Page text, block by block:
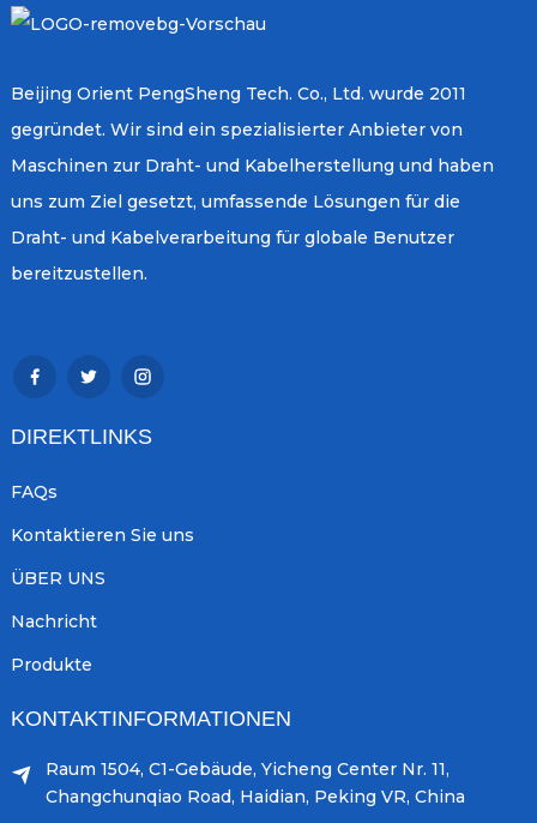
Beijing Orient PengSheng Tech. Co., Ltd. wurde 2011
gegründet. Wir sind ein spezialisierter Anbieter von
Maschinen zur Draht- und Kabelherstellung und haben
uns zum Ziel gesetzt, umfassende Lösungen für die
Draht- und Kabelverarbeitung für globale Benutzer
bereitzustellen.
DIREKTLINKS
FAQs
Kontaktieren Sie uns
ÜBER UNS
Nachricht
Produkte
KONTAKTINFORMATIONEN
Raum 1504, C1-Gebäude, Yicheng Center Nr. 11,
Changchunqiao Road, Haidian, Peking VR, China